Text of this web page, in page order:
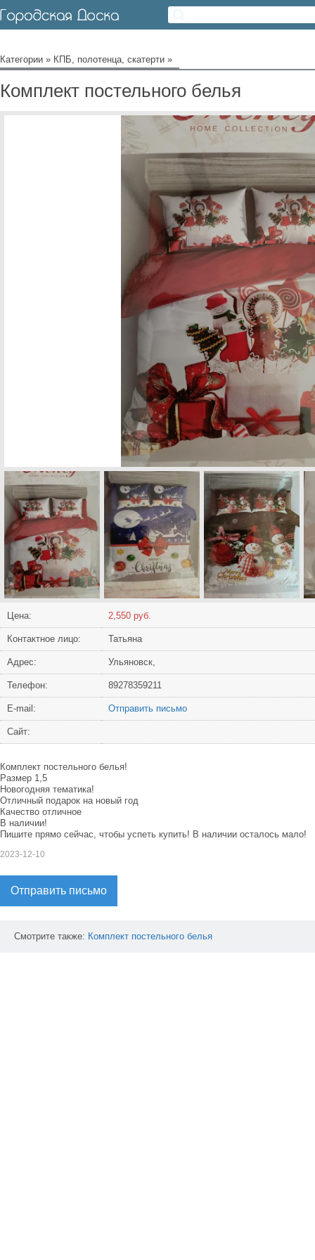
Категории » КПБ, полотенца, скатерти »
Комплект постельного белья
Цена: 2,550 руб.
Контактное лицо: Татьяна
Адрес: Ульяновск,
Телефон: 89278359211
Е-mail: Отправить письмо
Сайт:
Комплект постельного белья!
Размер 1,5
Новогодняя тематика!
Отличный подарок на новый год
Качество отличное
В наличии!
Пишите прямо сейчас, чтобы успеть купить! В наличии осталось мало!
2023-12-10
Отправить письмо
Смотрите также: Комплект постельного белья